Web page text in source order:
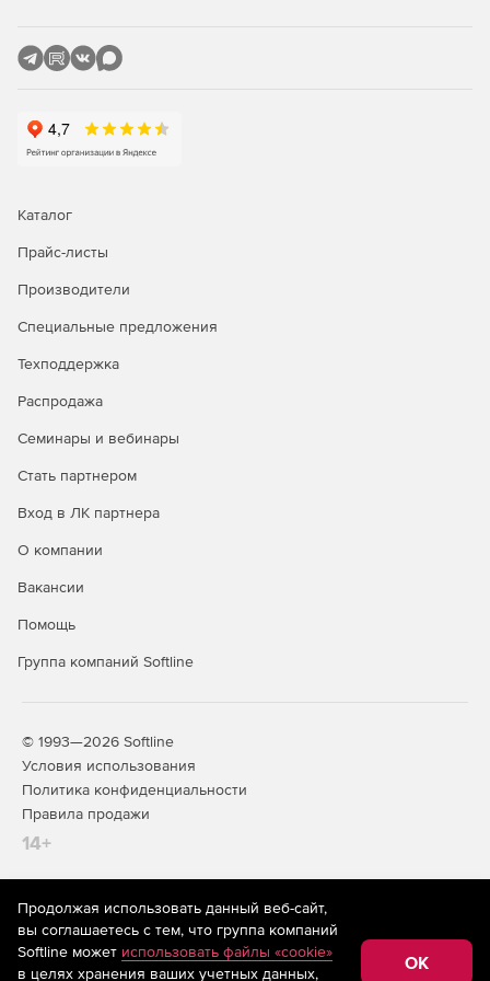
течения в соответствии со справочником Идельчика и
современными методами расчета многофазных течений.
цветового выделения, наглядно показывающего
элементы, ответственные за наибольшие гидравлические
потери.
Каталог
Прайс-листы
Производители
Специальные предложения
Техподдержка
Распродажа
Семинары и вебинары
Стать партнером
Вход в ЛК партнера
О компании
Вакансии
Помощь
Группа компаний Softline
© 1993—2026 Softline
Условия использования
Политика конфиденциальности
Правила продажи
14+
На информационном ресурсе store.softline.ru применяются
рекомендательные технологии(информационные технологии
предоставления информации на основе сбора,
систематизации и анализа сведений, относящихся к
Продолжая использовать данный веб-сайт,
вы соглашаетесь с тем, что группа компаний
Softline может использовать файлы «cookie»
в целях хранения ваших учетных данных,
OK